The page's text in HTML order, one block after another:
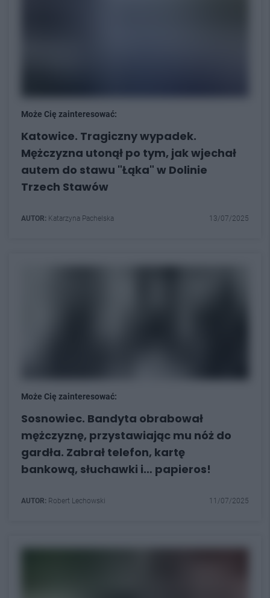
Może Cię zainteresować:
Katowice. Tragiczny wypadek.
Mężczyzna utonął po tym, jak wjechał
autem do stawu "Łąka" w Dolinie
Trzech Stawów
AUTOR: Katarzyna Pachelska 13/07/2025
Może Cię zainteresować:
Sosnowiec. Bandyta obrabował
mężczyznę, przystawiając mu nóż do
gardła. Zabrał telefon, kartę
bankową, słuchawki i… papieros!
AUTOR: Robert Lechowski 11/07/2025